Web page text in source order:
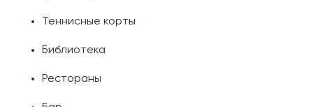
Теннисные корты
Библиотека
Рестораны